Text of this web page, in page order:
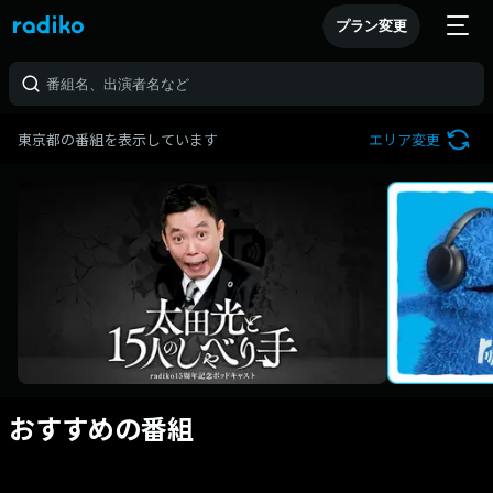
プラン変更
東京都の番組を表示しています エリア変更
おすすめの番組